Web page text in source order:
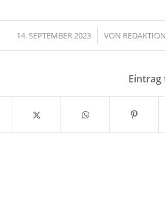
14. SEPTEMBER 2023
/ VON REDAKTION
Eintrag